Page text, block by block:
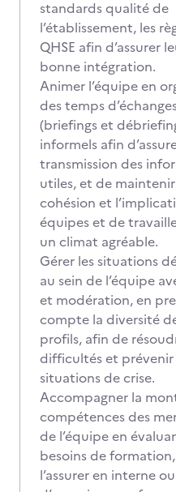
standards qualité de
l’établissement, les
QHSE afin d’assurer
bonne intégration.
Animer l’équipe en
des temps
(briefings et
informels afin
transmission des
utiles, et de
cohésion et
équipes et de
un climat agréable.
Gérer les situations
au sein de l’équipe
et modération, en
compte la diversité
profils, afin de
difficultés et prévenir
situations de crise.
Accompagner la
compétences des
de l’équipe en
besoins de
l’assurer en interne ou